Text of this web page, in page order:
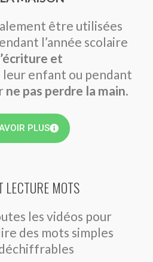
être utilisées
l’année scolaire
et
leur enfant ou pendant
ne pas perdre la main.
PLUS
LECTURE MOTS
les vidéos pour
des mots simples